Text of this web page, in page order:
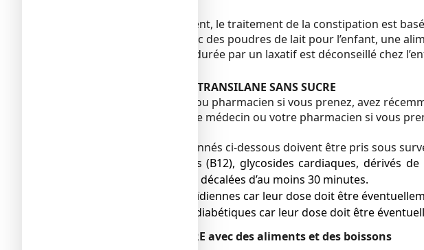
Chez l’enfant et l’adolescent, le traitement de la constipation est
bonne quantité d’eau avec des poudres de lait pour l’enfant, une
Le traitement de longue durée par un laxatif est déconseillé chez
Autres médicaments et TRANSILANE SANS SUCRE
Informez votre médecin ou pharmacien si vous prenez, avez
Vous devez prévenir votre médecin ou votre pharmacien si vous
Les médicaments mentionnés ci-dessous doivent être pris sous
● Minéraux, vitamines (B12), glycosides cardiaques, dérivés
prises devront être décalées d’au moins 30 minutes.
● Les hormones thyroïdiennes car leur dose doit être
● Les traitements antidiabétiques car leur dose doit être
TRANSILANE SANS SUCRE avec des aliments et des boissons